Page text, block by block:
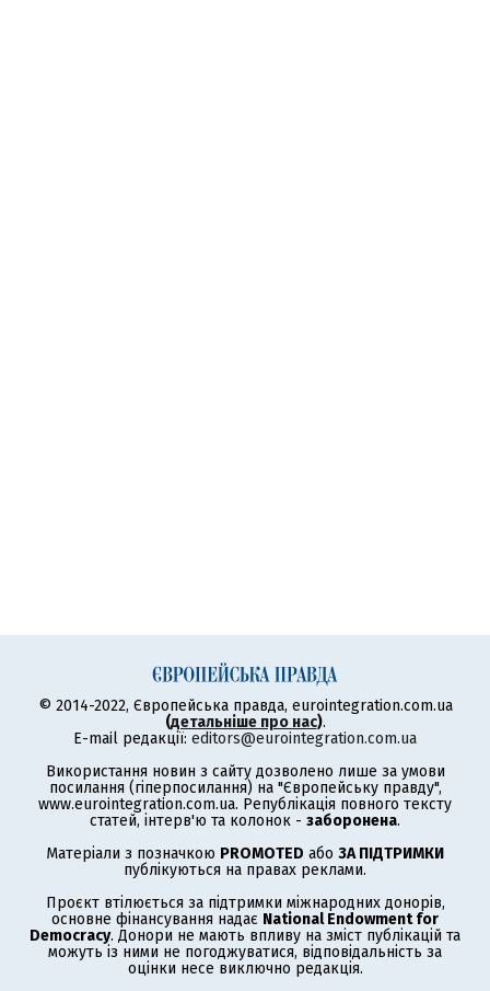
© 2014-2022, Європейська правда, eurointegration.com.ua
(детальніше про нас).
E-mail редакції: editors@eurointegration.com.ua
Використання новин з сайту дозволено лише за умови
посилання (гіперпосилання) на "Європейську правду",
www.eurointegration.com.ua. Републікація повного тексту
статей, інтерв'ю та колонок - заборонена.
Матеріали з позначкою PROMOTED або ЗА ПІДТРИМКИ
публікуються на правах реклами.
Проєкт втілюється за підтримки міжнародних донорів,
основне фінансування надає National Endowment for
Democracy. Донори не мають впливу на зміст публікацій та
можуть із ними не погоджуватися, відповідальність за
оцінки несе виключно редакція.